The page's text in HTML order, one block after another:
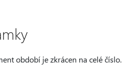
období je zkrácen na celé číslo.